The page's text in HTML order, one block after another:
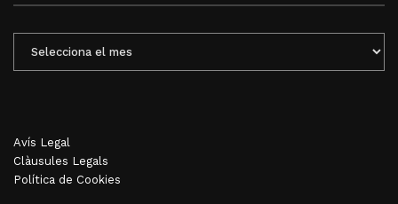
MENSUALS
Avís Legal
Clàusules Legals
Política de Cookies